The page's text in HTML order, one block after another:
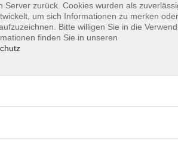
– einfach genial & genial
Content Management
Marketing
statt Windows? So nutzen Sie Ihren
Server zurück. Cookies wurden als
um sich Informationen zu merken
Bitte willigen Sie in die
finden Sie in unseren